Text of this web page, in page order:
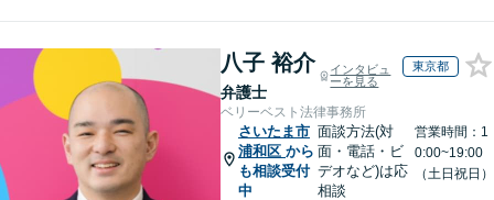
八子 裕介
弁護士
インタビュ
ーを見る
東京都
ベリーベスト法律事務所
さいたま市
浦和区 から
も相談受付
中
面談方法(対
面・電話・ビ
デオなど)は応
相談
営業時間：1
0:00~19:00
（土日祝日）